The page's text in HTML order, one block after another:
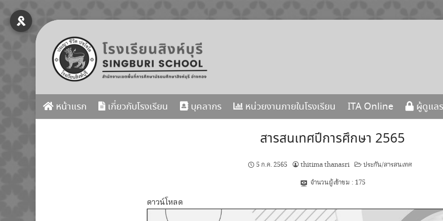
Skip
หน้าแรก เกี่ยวกับโรงเรียน บุคลากร หน่วยงานภายในโรงเรียน ITA Online ผู้ดูแล
สารสนเทศปีการศึกษา 2565
5 ก.ค. 2565 thitima thanasri
ประกัน/สารสนเทศ
จำนวนผู้เข้าชม : 175
ดาวน์โหลด